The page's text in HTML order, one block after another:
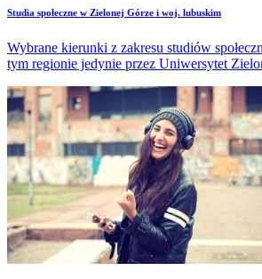
Studia społeczne w Zielonej Górze i woj. lubuskim
Wybrane kierunki z zakresu studiów
tym regionie jedynie przez Uniwersytet